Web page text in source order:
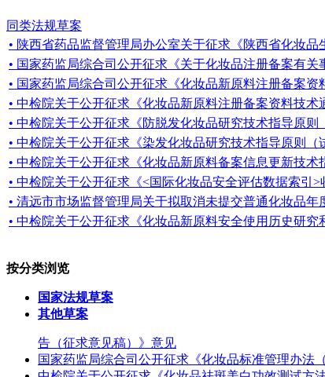
同类法规草案
• 陕西省药品监督管理局办公室关于征求《陕西省化妆
• 国家药监局综合司公开征求《关于化妆品注册备案有
• 国家药监局综合司公开征求《化妆品新原料注册备案
• 中检院关于公开征求《化妆品新原料注册备案资料技
• 中检院关于公开征求《防脱发化妆品研究技术指导原
• 中检院关于公开征求《染发化妆品研究技术指导原则
• 中检院关于公开征求《化妆品新原料备案信息更新技
• 中检院关于公开征求《<国际化妆品安全评估数据索引
• 清远市市场监督管理局关于拟取消未提交普通化妆品年
• 中检院关于公开征求《化妆品新原料安全使用历史研
按分类浏览
国家法规草案
其他草案
告（征求意见稿）》意见
国家药监局综合司公开征求《化妆品标准管理办法